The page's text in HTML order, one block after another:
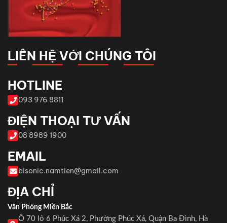
LIÊN HỆ VỚI CHÚNG TÔI
HOTLINE
093 976 8811
ĐIỆN THOẠI TƯ VẤN
08 8989 1900
EMAIL
bisonic.namtien@gmail.com
ĐỊA CHỈ
Văn Phòng Miền Bắc
Ô 70 lô 6 Phúc Xá 2, Phường Phúc Xá, Quận Ba Đình, Hà